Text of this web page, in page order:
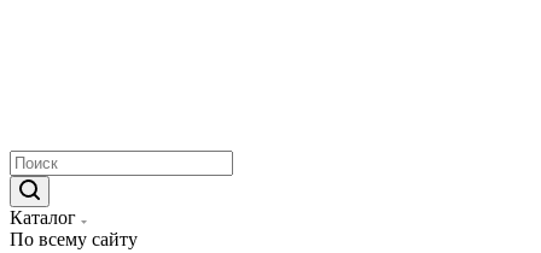
Каталог
По всему сайту